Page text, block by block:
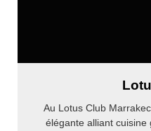
Au Lotus Club
élégante alliant